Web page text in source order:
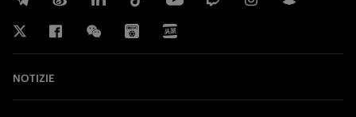
NOTIZIE